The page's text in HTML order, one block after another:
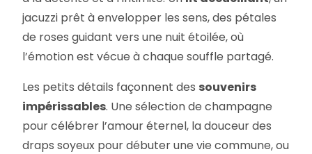
jacuzzi prêt à envelopper les sens, des pétales
de roses guidant vers une nuit étoilée, où
l’émotion est vécue à chaque souffle partagé.
Les petits détails façonnent des souvenirs
impérissables. Une sélection de champagne
pour célébrer l’amour éternel, la douceur des
draps soyeux pour débuter une vie commune, ou